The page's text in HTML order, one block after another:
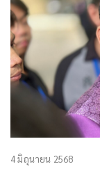
4 มิถุนายน 2568